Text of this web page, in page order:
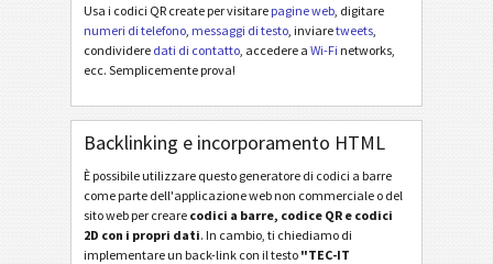
Usa i codici QR create per visitare pagine web , digitare
numeri di telefono messaggi di testo , inviaretweets
condividere dati di contatto , accedere a Wi-Fi networks,
ecc. Semplicemente prova!
Backlinking e incorporamento HTML
È possibile utilizzare questo generatore di codici a barre
come parte dell'applicazione web non commerciale o del
sito web per creare codici a barre, codice QR e codici
2D con i propri dati. In cambio, ti chiediamo di
implementare un back-link con il testo "TEC-IT